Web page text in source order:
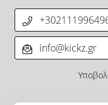
info@kickz.gr